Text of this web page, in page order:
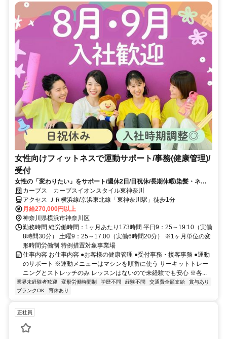
女性向けフィットネスで運動サポート/事務(健康管理)/
受付
女性の「変わりたい」をサポート/週休2日/日祝休/長期休暇/染髪・ネイ
ルOK※規定内
カーブス カーブスイオンスタイル東神奈川
アクセス ＪＲ横浜線/京浜東北線「東神奈川駅」徒歩1分
月給270,000円以上
神奈川県横浜市神奈川区
勤務時間 総労働時間：1ヶ月あたり173時間 平日9：25～19:10（実働
8時間30分） 土曜9：25～17:00（実働6時間20分） ※1ヶ月単位の変
形時間労働制 特例措置対象事業場
仕事内容 お仕事内容 ●お客様の健康管理 ●受付事務・接客事務 ●運動
のサポート ※運動メニューはマシンを順番に使う サーキットトレー
ニングとストレッチのみ レッスンはないので未経験でも安心 ※各...
業界未経験者歓迎 変形労働時間制 学歴不問 経験不問 交通費全額支給
賞与あり
ブランクOK
育休あり
正社員